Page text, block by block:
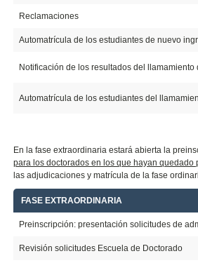
Reclamaciones
Automatrícula de los estudiantes de nuevo
Notificación de los resultados del llamamiento
Automatrícula de los estudiantes del
En la fase extraordinaria estará abierta la
para los doctorados en los que hayan quedado
las adjudicaciones y matrícula de la fase
FASE EXTRAORDINARIA
Preinscripción: presentación solicitudes de
Revisión solicitudes Escuela de Doctorado